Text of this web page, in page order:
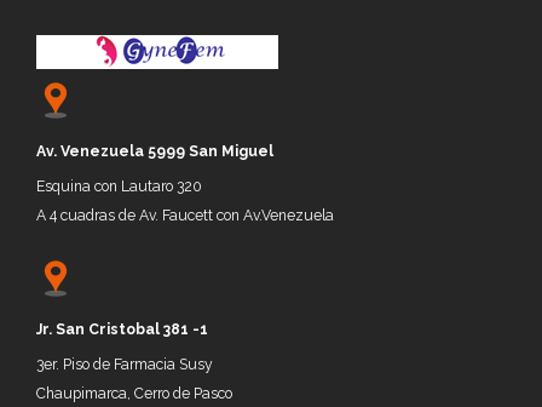
Av. Venezuela 5999 San Miguel
Esquina con Lautaro 320
A 4 cuadras de Av. Faucett con Av.Venezuela
Jr. San Cristobal 381 -1
3er. Piso de Farmacia Susy
Chaupimarca, Cerro de Pasco